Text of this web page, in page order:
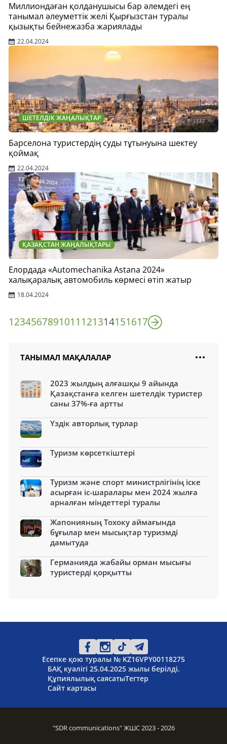
Миллиондаған қолданушысы бар әлемдегі ең
танымал әлеуметтік желі Қырғызстан туралы
қызықты бейнежазба жариялады
22.04.2024
ШЕТЕЛДІК ЖАҢАЛЫҚТАР
Барселона туристердің суды тұтынуына шектеу
қоймақ
22.04.2024
ҚАЗАҚСТАН ЖАҢАЛЫҚТАРЫ
Елордада «Automechanika Astana 2024»
халықаралық автомобиль көрмесі өтіп жатыр
18.04.2024
1234567891011 121314151617
ТАНЫМАЛ МАҚАЛАЛАР
2023 жылдың алғашқы 9 айында
Қазақстанға келген шетелдік туристер
саны 37%-ға артты
Үздік авторлық турлар
Туризм көрсеткіштері
Туризм және спорт министрлігінің іске
асырған іс-шаралары мен 2024 жылға
арналған міндеттері туралы
Жапонияның Тохоку аймағында
бұғылар мен мысықтар туризмді
дамытуда
Германияда жабайы орман мысығы
туристерді қорқытты
Есепке қою туралы № KZ16VPY00118275
БАҚ куәлігі 25.04.2025 жылы берілді.
Құпиялылық саясатыТегтер
Сайт картасы
"SDR communications" ЖШС 2023 - 2026